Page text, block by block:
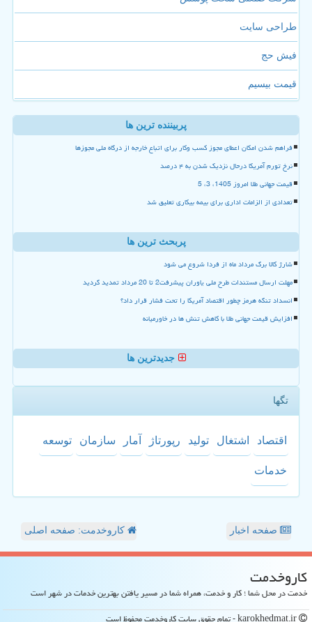
طراحی سایت
فیش حج
قیمت بیسیم
پربیننده ترین ها
فراهم شدن امکان اعطای مجوز کسب وکار برای اتباع خارجه از درگاه ملی مجوزها
نرخ تورم آمریکا درحال نزدیک شدن به ۴ درصد
قیمت جهانی طلا امروز 1405، 3، 5
تعدادی از الزامات اداری برای بیمه بیکاری تعلیق شد
پربحث ترین ها
شارژ کالا برگ مرداد ماه از فردا شروع می شود
مهلت ارسال مستندات طرح ملی یاوران پیشرفت2 تا 20 مرداد تمدید گردید
انسداد تنگه هرمز چطور اقتصاد آمریکا را تحت فشار قرار داد؟
افزایش قیمت جهانی طلا با کاهش تنش ها در خاورمیانه
جدیدترین ها
تگها
اقتصاد اشتغال تولید رپورتاژ آمار سازمان توسعه
خدمات
صفحه اخبار کاروخدمت: صفحه اصلی
كاروخدمت
خدمت در محل شما ؛ کار و خدمت، همراه شما در مسیر یافتن بهترین خدمات در شهر است